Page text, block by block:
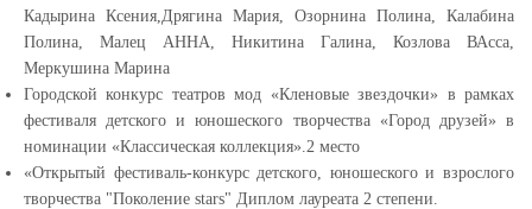
Кадырина Ксения,Дрягина Мария, Озорнина Полина, Калабина
Полина, Малец АННА, Никитина Галина, Козлова ВАсса,
Меркушина Марина
Городской конкурс театров мод «Кленовые звездочки» в рамках
фестиваля детского и юношеского творчества «Город друзей» в
номинации «Классическая коллекция».2 место
«Открытый фестиваль-конкурс детского, юношеского и взрослого
творчества "Поколение stars" Диплом лауреата 2 степени.